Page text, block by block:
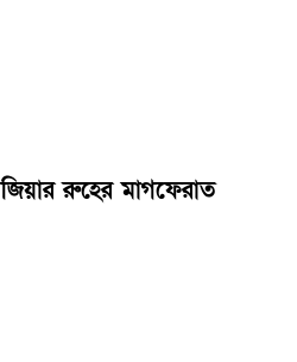
জিয়ার রুহের মাগফেরাত